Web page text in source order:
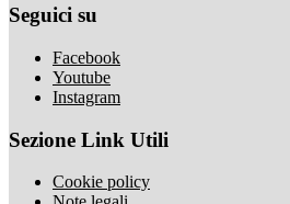
Seguici su
Facebook
Youtube
Instagram
Sezione Link Utili
Cookie policy